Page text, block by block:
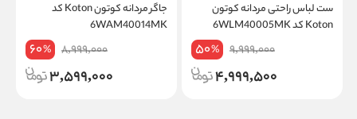
ست لباس راحتی مردانه کوتون
Koton کد 6WLM40005MK
9,999,000
50%
4,999,500
جاگر مردانه کوتون Koton کد
6WAM40014MK
8,999,000
60%
3,599,000